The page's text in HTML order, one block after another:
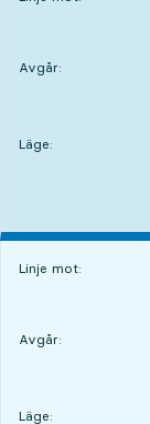
Avgår:
Läge:
LÄGE,
,
Linje mot:
Avgår:
Läge:
LÄGE,
,